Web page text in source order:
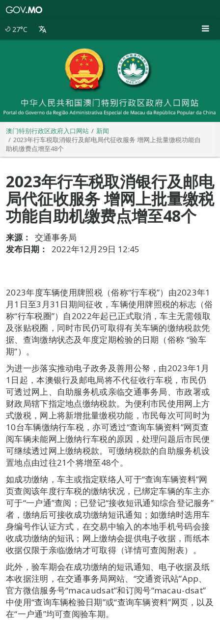
27°C
澳门特别行政区政府入口网站
新闻
2023年行车税取消银行及邮电局代征收服务 增网上批量缴税功能自
助机缴费点增至48个
2023年行车税取消银行及邮电
局代征收服务 增网上批量缴税
功能自助机缴费点增至48个
来源：
交通事务局
发布日期：
2022年12月29日 12:45
2023年度车辆使用牌照税（俗称“行车税”）由2023年1
月1日至3月31日期间征收，车辆使用牌照税的标志（俗
称“行车税圈”）自2022年起已正式取消，车主无需领取
及张贴税圈，同时市民仍可取得有关车辆的缴纳税款凭
据、查询缴纳状态及年度定期检验的日期（俗称 “验车
期”）。
为进一步落实推动电子政务及善用公帑，由2023年1月
1日起，本澳银行及邮电局将不代征收行车税，市民仍
可透过网上、自助服务机或亲临交通事务局、市政署或
财政局辖下指定地点缴纳税款。为便利市民使用网上方
式缴税，网上将新增批量缴税功能，市民每次可同时为
10台车辆缴纳行车税，亦可透过“查询车辆资料”网页查
阅车辆未能网上缴纳行车税的原因，处理问题后市民便
可继续透过网上缴纳税款。可缴纳税款的自助服务机设
置地点由过往21个将增至48个。
如成功缴纳，车主或指定联络人可于“查询车辆资料”网
页查阅该年度行车税的缴纳状况，已绑定车辆的车主亦
可于“一户通”查阅；已登记“接收短讯通知综合登记服务”
者，缴纳后可接收成功缴纳短讯通知；如缴纳时选用车
身编号作认证方式，在交易中输入的本地手机号码会接
收成功缴纳的短讯；网上缴纳会提供电子收据，而纸本
收据仅限于亲临缴纳才可取得（详情可查阅附表）。
此外，验车期会在成功缴纳的短讯通知、电子收据及纸
本收据注明，在交通事务局网站、“交通资讯站”App、
官方微信服务号“macaudsat”和订阅号“macau-dsat”
中使用“查询车辆检验日期”或“查询车辆资料”网页，以及
在“一户通”均可查阅验车期。